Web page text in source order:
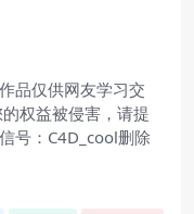
品仅供网友学习交
权益被侵害，请提
号：C4D_cool删除